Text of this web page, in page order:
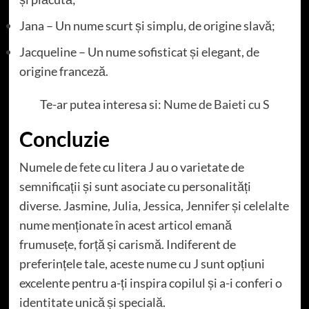
Jana – Un nume scurt și simplu, de origine slavă;
Jacqueline – Un nume sofisticat și elegant, de
origine franceză.
Te-ar putea interesa si: Nume de Baieti cu S
Concluzie
Numele de fete cu litera J au o varietate de
semnificații și sunt asociate cu personalități
diverse. Jasmine, Julia, Jessica, Jennifer și celelalte
nume menționate în acest articol emană
frumusețe, forță și carismă. Indiferent de
preferințele tale, aceste nume cu J sunt opțiuni
excelente pentru a-ți inspira copilul și a-i conferi o
identitate unică și specială.